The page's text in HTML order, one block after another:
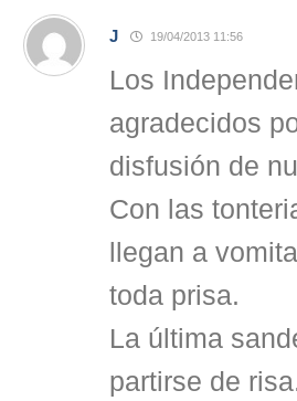
J 19/04/2013 11:56
Los
agradecidos
disfusión de
Con las
llegan a
toda prisa.
La última
partirse de